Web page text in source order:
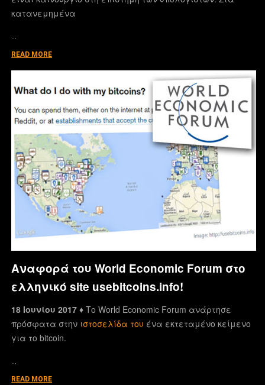
κατανεμημένα
READ MORE
Αναφορά του World Economic Forum στο
ελληνικό site usebitcoins.info!
18 Ιουνίου 2017 ♦Το World Economic Forum ανάρτησε
πρόσφατα στην ιστοσελίδα του ένα εκτεταμένο κείμενο
για το bitcoin.
READ MORE